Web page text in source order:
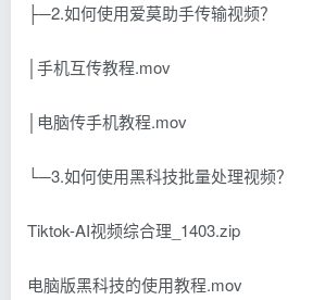
├─2.如何使用爱莫助手传输视频？
│手机互传教程.mov
│电脑传手机教程.mov
└─3.如何使用黑科技批量处理视频？
Tiktok-AI视频综合理_1403.zip
电脑版黑科技的使用教程.mov